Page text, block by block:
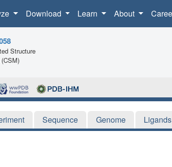
Download Learn About
Structure
Sequence Genome Ligands